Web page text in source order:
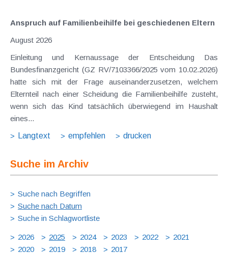
Anspruch auf Familienbeihilfe bei geschiedenen Eltern
August 2026
Einleitung und Kernaussage der Entscheidung Das
Bundesfinanzgericht (GZ RV/7103366/2025 vom 10.02.2026)
hatte sich mit der Frage auseinanderzusetzen, welchem
Elternteil nach einer Scheidung die Familienbeihilfe zusteht,
wenn sich das Kind tatsächlich überwiegend im Haushalt
eines...
Langtext
empfehlen drucken
Suche im Archiv
Suche nach Begriffen
Suche nach Datum
Suche in Schlagwortliste
2026 2025 2024 2023 2022
2021
2020
2019 2018
2017